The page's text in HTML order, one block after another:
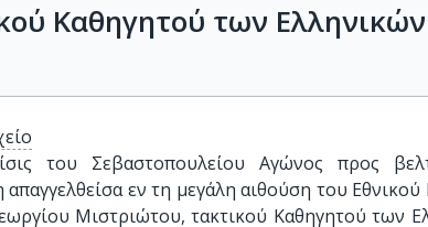
Καθηγητού των
του Σεβαστοπουλείου Αγώνος προς
εν τη μεγάλη αιθούση του
Μιστριώτου, τακτικού Καθηγητού των